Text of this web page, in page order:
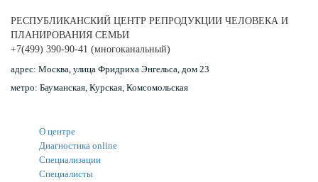
РЕСПУБЛИКАНСКИЙ ЦЕНТР РЕПРОДУКЦИИ ЧЕЛОВЕКА И
ПЛАНИРОВАНИЯ СЕМЬИ
+7(499) 390-90-41 (многоканальный)
адрес: Москва, улица Фридриха Энгельса, дом 23
метро: Бауманская, Курская, Комсомольская
О центре
Диагностика online
Специализации
Специалисты